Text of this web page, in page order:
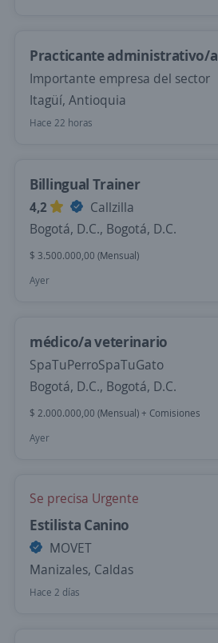
Practicante administrativo/a
Importante empresa del sector
Itagüí, Antioquia
Hace 22 horas
Billingual Trainer
4,2
Callzilla
Bogotá, D.C., Bogotá, D.C.
$ 3.500.000,00 (Mensual)
Ayer
médico/a veterinario
SpaTuPerroSpaTuGato
Bogotá, D.C., Bogotá, D.C.
$ 2.000.000,00 (Mensual) + Comisiones
Ayer
Se precisa Urgente
Estilista Canino
MOVET
Manizales, Caldas
Hace 2 días